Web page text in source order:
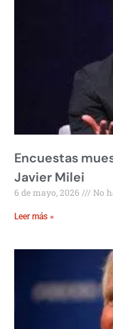
Encuestas
Javier Milei
6 de mayo, 2026 No
Leer más »